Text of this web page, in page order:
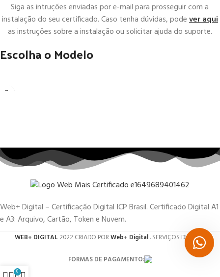
Siga as intruções enviadas por e-mail para prosseguir com a
instalação do seu certificado. Caso tenha dúvidas, podever aqui
as instruções sobre a instalação ou solicitar ajuda do suporte.
Escolha o Modelo
Web+ Digital – Certificação Digital ICP Brasil. Certificado Digital A1
e A3: Arquivo, Cartão, Token e Nuvem.
WEB+ DIGITAL 2022 CRIADO PORWeb+ Digital. SERVIÇOS DIGITAIS.
FORMAS DE PAGAMENTO:
0